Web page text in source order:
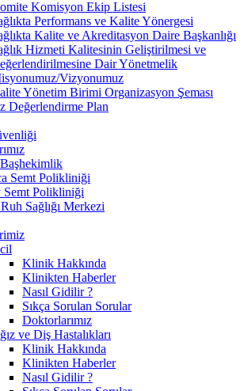
Komisyon Ekip Listesi
Performans ve Kalite Yönergesi
Kalite ve Akreditasyon Daire Başkanlığı
Hizmeti Kalitesinin Geliştirilmesi ve
Dair Yönetmelik
Vizyonumuz
Yönetim Birimi Organizasyon Şeması
Değerlendirme Plan
Semt Polikliniği
Polikliniği
Sağlığı Merkezi
Klinik Hakkında
Klinikten Haberler
Nasıl Gidilir ?
Sıkça Sorulan Sorular
Doktorlarımız
ve Diş Hastalıkları
Klinik Hakkında
Klinikten Haberler
Nasıl Gidilir ?